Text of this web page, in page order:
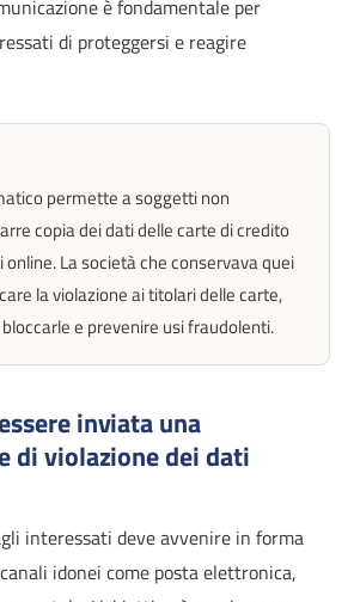
è fondamentale per
di proteggersi e reagire
permette a soggetti non
copia dei dati delle carte di credito
La società che conservava quei
la violazione ai titolari delle carte,
e prevenire usi fraudolenti.
inviata una
di violazione dei dati
interessati deve avvenire in forma
idonei come posta elettronica,